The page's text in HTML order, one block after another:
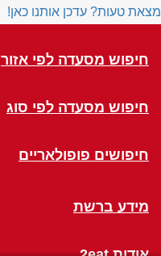
מצאת טעות? עדכן אותנו כאן!
חיפוש מסעדה לפי אזור
חיפוש מסעדה לפי סוג
חיפושים פופולאריים
מידע ברשת